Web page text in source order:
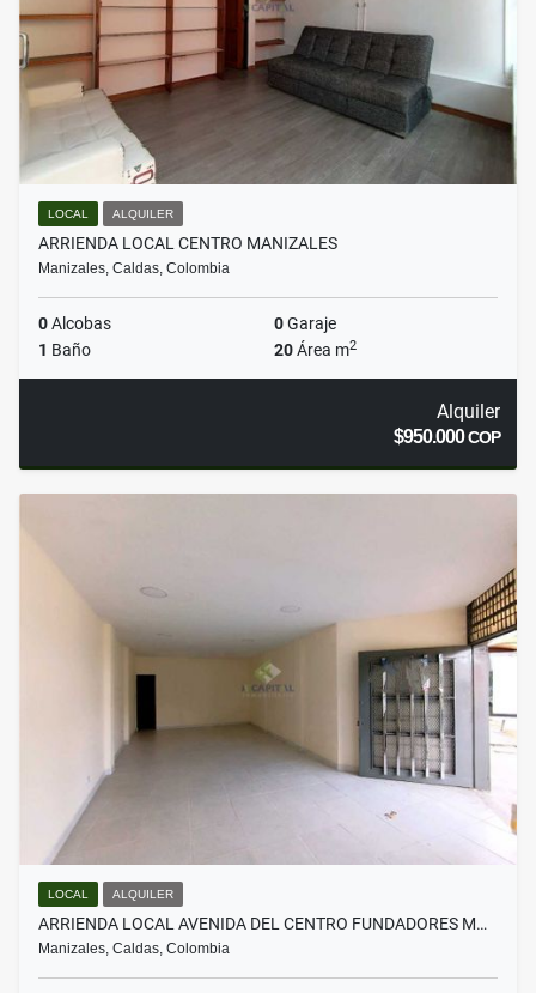
LOCAL ALQUILER
ARRIENDA LOCAL CENTRO MANIZALES
Manizales, Caldas, Colombia
0Alcobas 0Garaje
1 Baño 20Área m2
Alquiler
$950.000COP
LOCAL ALQUILER
ARRIENDA LOCAL AVENIDA DEL CENTRO FUNDADORES M…
Manizales, Caldas, Colombia